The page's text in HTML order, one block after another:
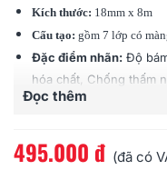
Kích thước: 18mm x 8m
Cấu tạo: gồm 7 lớp có
Đặc điểm nhãn: Độ
hóa chất, Chống thấm
Chịu được nhiệt độ (-
Đọc thêm
495.000 đ (đã có